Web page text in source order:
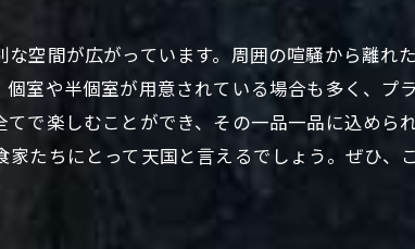
る隠れ家ショップ
トの隠れた魅力
ットのアクセス方法
しむ京都市南区グルメの魅力とは
空間が広がっています。周囲の喧騒から離れ
室や半個室が用意されている場合も多く、プ
で楽しむことができ、その一品一品に込めら
たちにとって天国と言えるでしょう。ぜひ、